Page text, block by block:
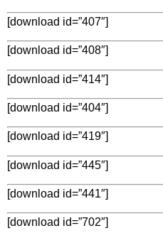
[download id=”407″]
[download id=”408″]
[download id=”414″]
[download id=”404″]
[download id=”419″]
[download id=”445″]
[download id=”441″]
[download id=”702″]